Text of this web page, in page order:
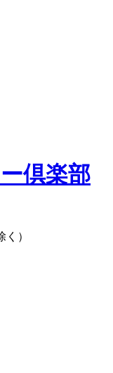
）